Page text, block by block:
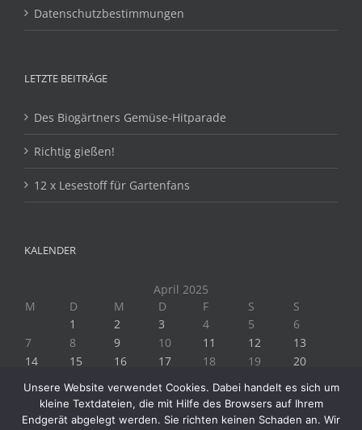
Datenschutzbestimmungen
LETZTE BEITRÄGE
Des Biogärtners Gemüse-Hitparade
Richtig gießen!
12 x Lesestoff für Gartenfans
KALENDER
April 2025
M
D M D F S
S
1
2 3 4 5
6
7
8 9 10 11 12
13
14
15 16 17 18 19
20
29
30
« März
Mai »
Unsere Website verwendet Cookies. Dabei handelt es sich um
kleine Textdateien, die mit Hilfe des Browsers auf Ihrem
Endgerät abgelegt werden. Sie richten keinen Schaden an. Wir